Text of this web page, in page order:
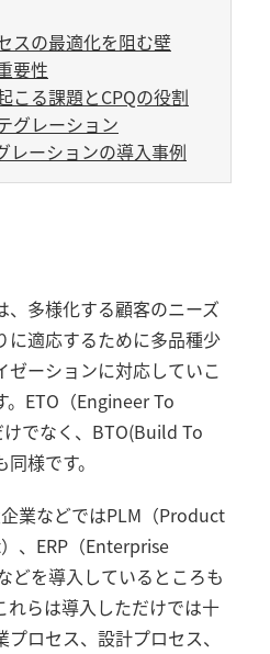
スの最適化を阻む壁
要性
こる課題とCPQの役割
グレーション
レーションの導入事例
多様化する顧客のニーズ
に適応するために多品種少
ゼーションに対応していこ
ETO （Engineer To
でなく、 BTO(Build To
様です。
業などではPLM （Product
）、 ERP （Enterprise
どを導入しているところも
れらは導入しただけでは十
ロセス、設計プロセス、